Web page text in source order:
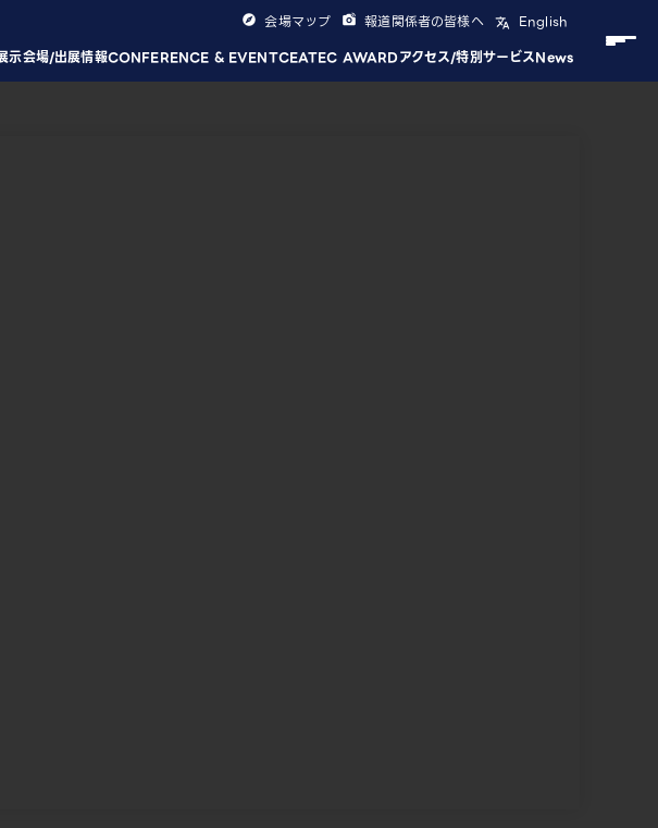
示会場/出展情報CONFERENCE & EVENTCEATEC AWARDアクセス/特別サービスNews
会場マップ 報道関係者の皆様へ English